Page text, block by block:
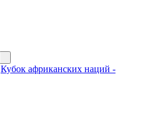
Кубок африканских наций -